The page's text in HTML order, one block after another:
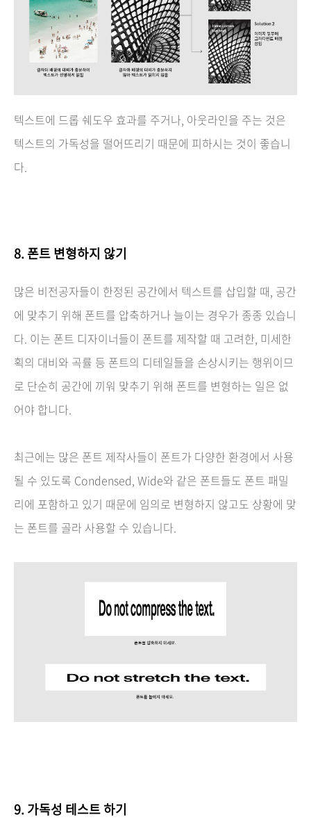
텍스트에 드롭 쉐도우 효과를 주거나, 아웃라인을 주는 것은
텍스트의 가독성을 떨어뜨리기 때문에 피하시는 것이 좋습니
다.
8.폰트 변형하지 않기
많은 비전공자들이 한정된 공간에서 텍스트를 삽입할 때, 공간
에 맞추기 위해 폰트를 압축하거나 늘이는 경우가 종종 있습니
다. 이는 폰트 디자이너들이 폰트를 제작할 때 고려한, 미세한
획의 대비와 곡률 등 폰트의 디테일들을 손상시키는 행위이므
로 단순히 공간에 끼워 맞추기 위해 폰트를 변형하는 일은 없
어야 합니다.
최근에는 많은 폰트 제작사들이 폰트가 다양한 환경에서 사용
될 수 있도록 Condensed, Wide와 같은 폰트들도 폰트 패밀
리에 포함하고 있기 때문에 임의로 변형하지 않고도 상황에 맞
는 폰트를 골라 사용할 수 있습니다.
9. 가독성 테스트 하기